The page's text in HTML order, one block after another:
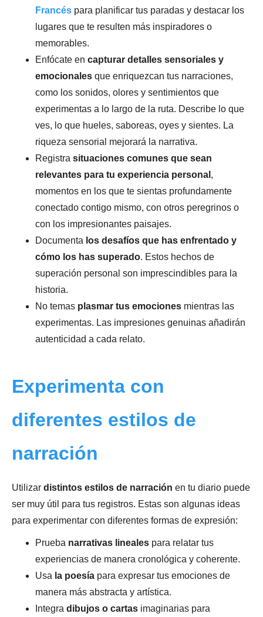
Francés para planificar tus paradas y destacar los
lugares que te resulten más inspiradores o
memorables.
Enfócate en capturar detalles sensoriales y
emocionales que enriquezcan tus narraciones,
como los sonidos, olores y sentimientos que
experimentas a lo largo de la ruta. Describe lo que
ves, lo que hueles, saboreas, oyes y sientes. La
riqueza sensorial mejorará la narrativa.
Registra situaciones comunes que sean
relevantes para tu experiencia personal ,
momentos en los que te sientas profundamente
conectado contigo mismo, con otros peregrinos o
con los impresionantes paisajes.
Documenta los desafíos que has enfrentado y
cómo los has superado. Estos hechos de
superación personal son imprescindibles para la
historia.
No temas plasmar tus emociones mientras las
experimentas. Las impresiones genuinas añadirán
autenticidad a cada relato.
Experimenta con
diferentes estilos de
narración
Utilizar distintos estilos de narración en tu diario puede
ser muy útil para tus registros. Estas son algunas ideas
para experimentar con diferentes formas de expresión:
Prueba narrativas lineales para relatar tus
experiencias de manera cronológica y coherente.
Usa la poesía para expresar tus emociones de
manera más abstracta y artística.
Integra dibujos o cartas imaginarias para